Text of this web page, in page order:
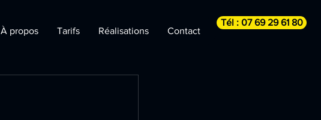
À propos Tarifs Réalisations Contact
Tél : 07 69 29 61 80